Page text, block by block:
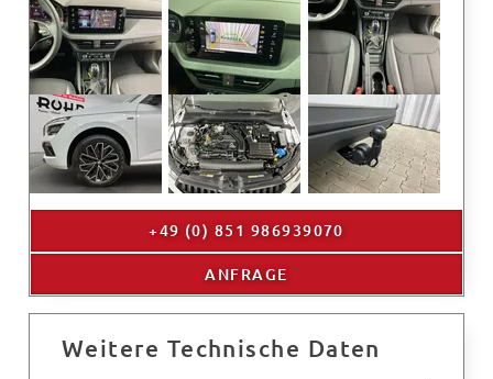
+49 (0) 851 986939070
ANFRAGE
Weitere Technische Daten